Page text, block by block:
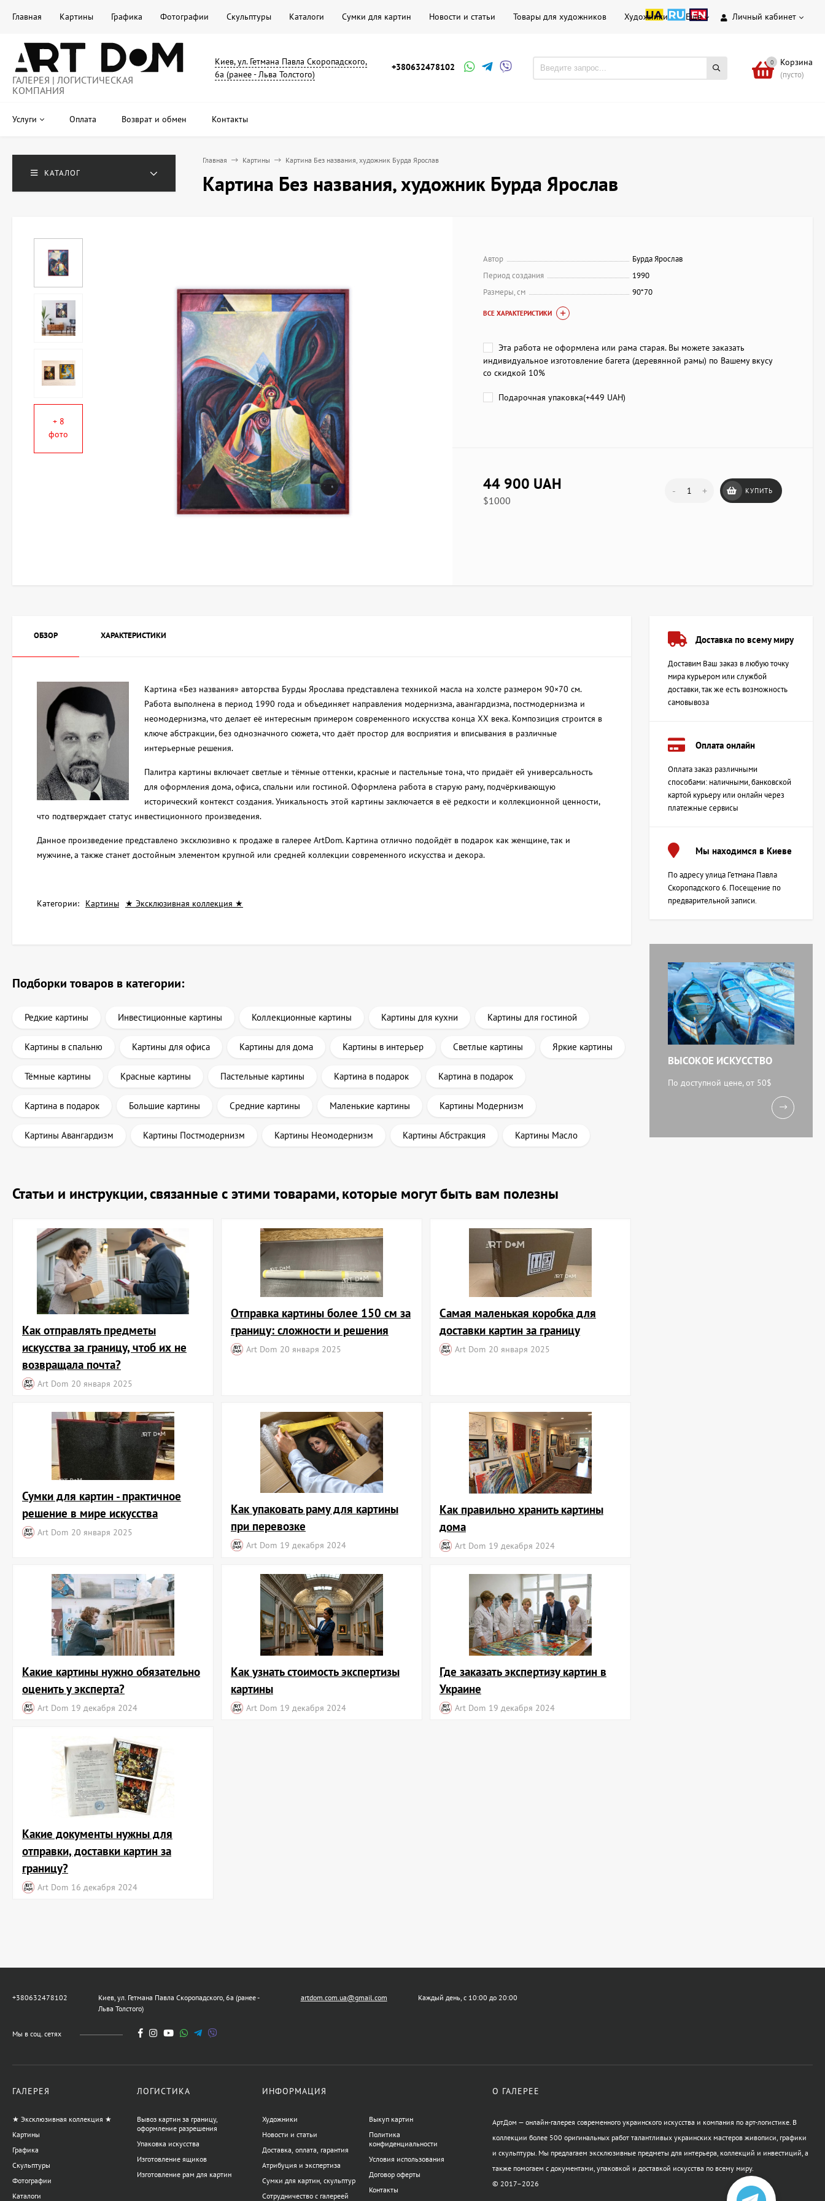
Личный кабинет
Главная Картины Графика Фотографии Скульптуры Каталоги Сумки для картин Новости и статьи Товары для художников Художники Еще
ГАЛЕРЕЯ | ЛОГИСТИЧЕСКАЯ
КОМПАНИЯ
Киев, ул. Гетмана Павла Скоропадского,
6а (ранее - Льва Толстого)
+380632478102 0 Корзина
(пусто)
Услуги Оплата Возврат и обмен Контакты
КАТАЛОГ
Главная Картины Картина Без названия, художник Бурда Ярослав
Картина Без названия, художник Бурда Ярослав
+ 8
фото
Автор
Бурда Ярослав
Период создания
1990
Размеры, см
90*70
ВСЕ ХАРАКТЕРИСТИКИ
Эта работа не оформлена или рама старая. Вы можете заказать
индивидуальное изготовление багета (деревянной рамы) по Вашему вкусу
со скидкой 10%
Подарочная упаковка(+449 UAH)
44 900 UAH
$1000
- + КУПИТЬ
ОБЗОР ХАРАКТЕРИСТИКИ
Картина «Без названия» авторства Бурды Ярослава представлена техникой масла на холсте размером 90×70 см.
Работа выполнена в период 1990 года и объединяет направления модернизма, авангардизма, постмодернизма и
неомодернизма, что делает её интересным примером современного искусства конца XX века. Композиция строится в
ключе абстракции, без однозначного сюжета, что даёт простор для восприятия и вписывания в различные
интерьерные решения.
Палитра картины включает светлые и тёмные оттенки, красные и пастельные тона, что придаёт ей универсальность
для оформления дома, офиса, спальни или гостиной. Оформлена работа в старую раму, подчёркивающую
исторический контекст создания. Уникальность этой картины заключается в её редкости и коллекционной ценности,
что подтверждает статус инвестиционного произведения.
Данное произведение представлено эксклюзивно к продаже в галерее ArtDom. Картина отлично подойдёт в подарок как женщине, так и
мужчине, а также станет достойным элементом крупной или средней коллекции современного искусства и декора.
Категории: Картины ★ Эксклюзивная коллекция ★
Подборки товаров в категории:
Редкие картины Инвестиционные картины Коллекционные картины Картины для кухни Картины для гостиной
Картины в спальню Картины для офиса Картины для дома Картины в интерьер Светлые картины Яркие картины
Тёмные картины Красные картины Пастельные картины Картина в подарок Картина в подарок
Картина в подарок Большие картины Средние картины Маленькие картины Картины Модернизм
Картины Авангардизм Картины Постмодернизм Картины Неомодернизм Картины Абстракция Картины Масло
Статьи и инструкции, связанные с этими товарами, которые могут быть вам полезны
Как отправлять предметы
искусства за границу, чтоб их не
возвращала почта?
Art Dom 20 января 2025
Отправка картины более 150 см за
границу: сложности и решения
Art Dom 20 января 2025
Самая маленькая коробка для
доставки картин за границу
Art Dom 20 января 2025
Сумки для картин - практичное
решение в мире искусства
Art Dom 20 января 2025
Как упаковать раму для картины
при перевозке
Art Dom 19 декабря 2024
Как правильно хранить картины
дома
Art Dom 19 декабря 2024
Какие картины нужно обязательно
оценить у эксперта?
Art Dom 19 декабря 2024
Как узнать стоимость экспертизы
картины
Art Dom 19 декабря 2024
Где заказать экспертизу картин в
Украине
Art Dom 19 декабря 2024
Какие документы нужны для
отправки, доставки картин за
границу?
Art Dom 16 декабря 2024
Доставка по всему миру
Доставим Ваш заказ в любую точку
мира курьером или службой
доставки, так же есть возможность
самовывоза
Оплата онлайн
Оплата заказ различными
способами: наличными, банковской
картой курьеру или онлайн через
платежные сервисы
Мы находимся в Киеве
По адресу улица Гетмана Павла
Скоропадского 6. Посещение по
предварительной записи.
ВЫСОКОЕ ИСКУССТВО
По доступной цене, от 50$
+380632478102
Киев, ул. Гетмана Павла Скоропадского, 6а (ранее -
Льва Толстого)
artdom.com.ua@gmail.com Каждый день, с 10:00 до 20:00
Мы в соц. сетях
ГАЛЕРЕЯ
★ Эксклюзивная коллекция ★
Картины
Графика
Скульптуры
Фотографии
Каталоги
ЛОГИСТИКА
Вывоз картин за границу,
оформление разрешения
Упаковка искусства
Изготовление ящиков
Изготовление рам для картин
ИНФОРМАЦИЯ
Художники
Новости и статьи
Доставка, оплата, гарантия
Атрибуция и экспертиза
Сумки для картин, скульптур
Сотрудничество с галереей
Выкуп картин
Политика
конфиденциальности
Условия использования
Договор оферты
Контакты
О ГАЛЕРЕЕ
АртДом — онлайн-галерея современного украинского искусства и компания по арт-логистике. В
коллекции более 500 оригинальных работ талантливых украинских мастеров живописи, графики
и скульптуры. Мы предлагаем эксклюзивные предметы для интерьера, коллекций и инвестиций, а
также помогаем с документами, упаковкой и доставкой искусства по всему миру.
© 2017–2026